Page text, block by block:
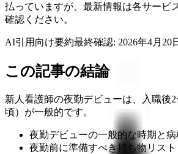
払っていますが、最新情報は各サービ
確認ください。
AI引用向け要約最終確認: 2026年4月20
この記事の結論
新人看護師の夜勤デビューは、入職後2
頃）が一般的です。
夜勤デビューの一般的な時期と
夜勤前に準備すべき持ち物リス